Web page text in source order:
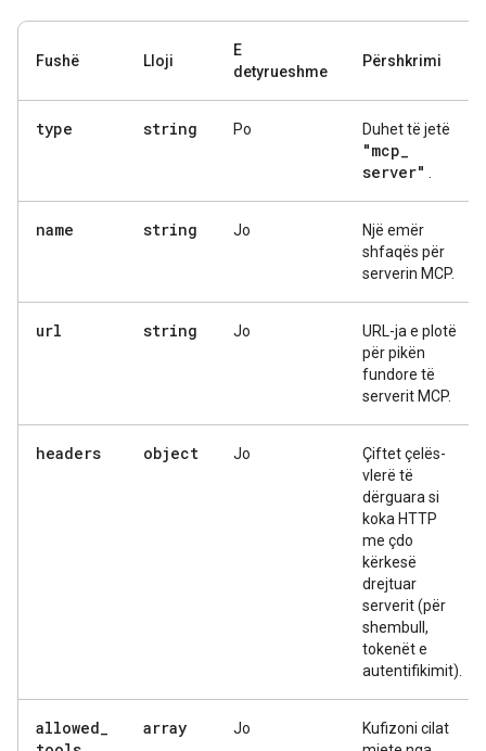
Fushë Lloji
E
detyrueshme
Përshkrimi
type string Po Duhet të jetë
"mcp_
server"
name string Jo
Një emër
shfaqës për
serverin MCP.
url string Jo
URL-ja e plotë
për pikën
fundore të
serverit MCP.
headers object Jo
Çiftet çelës-
vlerë të
dërguara si
koka HTTP
me çdo
kërkesë
drejtuar
serverit (për
shembull,
tokenët e
autentifikimit).
allowed_
array Jo
Kufizoni cilat